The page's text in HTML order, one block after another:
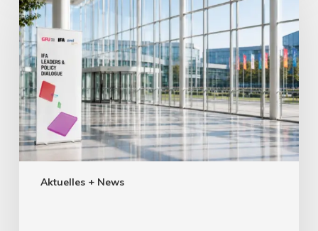
Aktuelles + News